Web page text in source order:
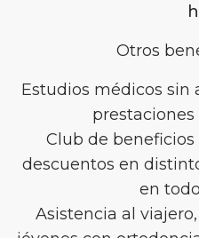
Otros
Estudios médicos sin
prestaciones
Club de beneficios
descuentos en
en
Asistencia al